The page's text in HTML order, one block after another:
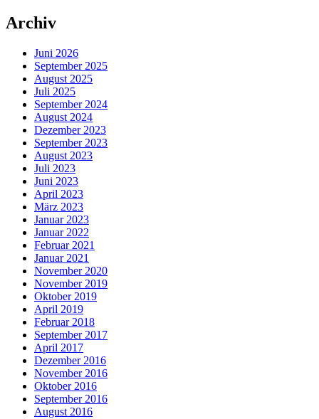
Archiv
Juni 2026
September 2025
August 2025
Juli 2025
September 2024
August 2024
Dezember 2023
September 2023
August 2023
Juli 2023
Juni 2023
April 2023
März 2023
Januar 2023
Januar 2022
Februar 2021
Januar 2021
November 2020
November 2019
Oktober 2019
April 2019
Februar 2018
September 2017
April 2017
Dezember 2016
November 2016
Oktober 2016
September 2016
August 2016